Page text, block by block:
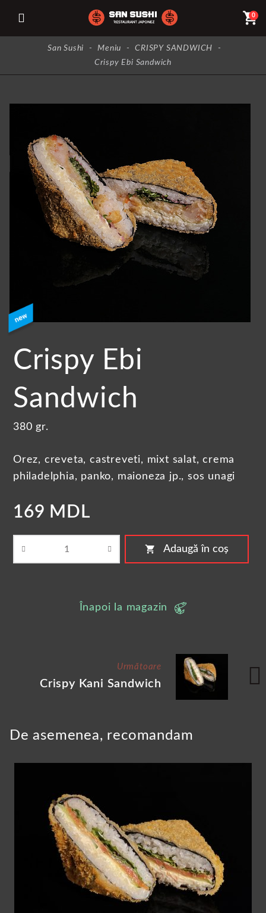
0
shopping_cart
San Sushi - Meniu - CRISPY SANDWICH
-
Crispy Ebi Sandwich
Crispy Ebi
Sandwich
380 gr.
Orez, creveta, castreveti, mixt salat, crema
philadelphia, panko, maioneza jp., sos unagi
169 MDL
shopping_cart Adaugă în coș
Înapoi la magazin
Următoare
Crispy Kani Sandwich
De asemenea, recomandam